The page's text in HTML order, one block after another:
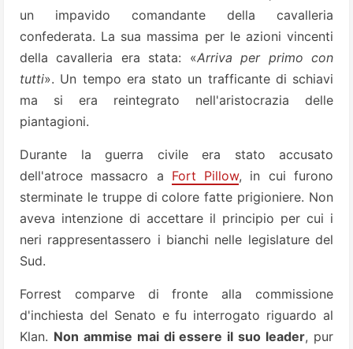
un impavido comandante della cavalleria
confederata. La sua massima per le azioni vincenti
della cavalleria era stata: «Arriva per primo con
tutti». Un tempo era stato un trafficante di schiavi
ma si era reintegrato nell'aristocrazia delle
piantagioni.
Durante la guerra civile era stato accusato
dell'atroce massacro a Fort Pillow, in cui furono
sterminate le truppe di colore fatte prigioniere. Non
aveva intenzione di accettare il principio per cui i
neri rappresentassero i bianchi nelle legislature del
Sud.
Forrest comparve di fronte alla commissione
d'inchiesta del Senato e fu interrogato riguardo al
Klan. Non ammise mai di essere il suo leader, pur